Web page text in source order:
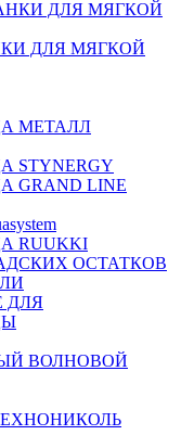
ДЛЯ МЯГКОЙ
МЕТАЛЛ
LINE
RUUKKI
ОСТАТКОВ
ДЛЯ
ВОЛНОВОЙ